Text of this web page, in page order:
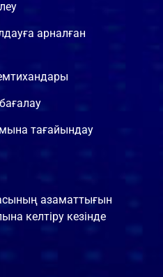
арналған
тағайындау
азаматтығын
келтіру кезінде